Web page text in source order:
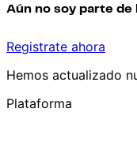
Aún no soy parte de
Registrate ahora
Hemos actualizado
Plataforma